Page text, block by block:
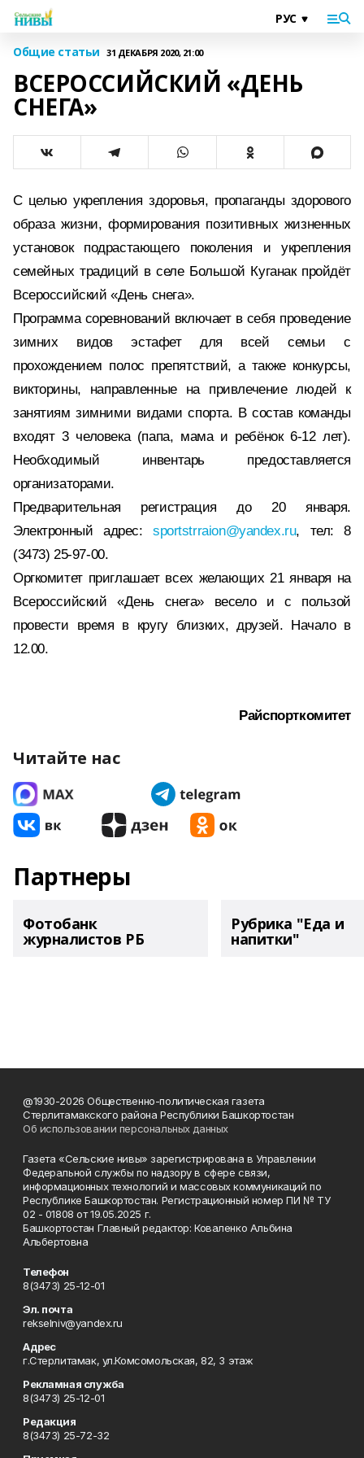
Общие статьи 31 ДЕКАБРЯ 2020, 21:00
ВСЕРОССИЙСКИЙ «ДЕНЬ
СНЕГА»
С целью укрепления здоровья, пропаганды здорового
образа жизни, формирования позитивных жизненных
установок подрастающего поколения и укрепления
семейных традиций в селе Большой Куганак пройдёт
Всероссийский «День снега».
Программа соревнований включает в себя проведение
зимних видов эстафет для всей семьи с
прохождением полос препятствий, а также конкурсы,
викторины, направленные на привлечение людей к
занятиям зимними видами спорта. В состав команды
входят 3 человека (папа, мама и ребёнок 6-12 лет).
Необходимый инвентарь предоставляется
организаторами.
Предварительная регистрация до 20 января.
Электронный адрес:sportstrraion@yandex.ru, тел: 8
(3473) 25-97-00.
Оргкомитет приглашает всех желающих 21 января на
Всероссийский «День снега» весело и с пользой
провести время в кругу близких, друзей. Начало в
12.00.
Райспорткомитет
Читайте нас
Партнеры
Фотобанк
журналистов РБ
Рубрика "Еда и
напитки"
@1930-2026 Общественно-политическая газета
Стерлитамакского района Республики Башкортостан
Об использовании персональных данных
Газета «Сельские нивы» зарегистрирована в Управлении
Федеральной службы по надзору в сфере связи,
информационных технологий и массовых коммуникаций по
Республике Башкортостан. Регистрационный номер ПИ № ТУ
02 - 01808 от 19.05.2025 г.
Башкортостан Главный редактор: Коваленко Альбина
Альбертовна
Телефон
8(3473) 25-12-01
Эл. почта
rekselniv@yandex.ru
Адрес
г.Стерлитамак, ул.Комсомольская, 82, 3 этаж
Рекламная служба
8(3473) 25-12-01
Редакция
8(3473) 25-72-32